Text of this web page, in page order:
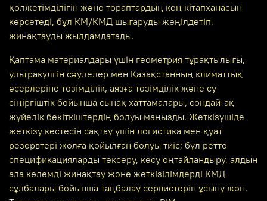
қолжетімділігін және тораптардың кең кітапханасын
көрсетеді, бұл КМ/КМД шығаруды жеңілдетіп,
жинақтауды жылдамдатады.
Қаптама материалдары үшін геометрия тұрақтылығы,
ультракүлгін сәулелер мен Қазақстанның климаттық
әсерлеріне төзімділік, аязға төзімділік және су
сіңіргіштік бойынша сынақ хаттамалары, сондай-ақ
жүйелік бекіткіштердің болуы маңызды. Жеткізушіде
жеткізу кестесін сақтау үшін логистика мен қуат
резервтері жолға қойылған болуы тиіс; бұл ретте
спецификацияларды тексеру, кесу оңтайландыру, алдын
ала көлемді жинақтау және жеткізілімдерді КМД
сұлбалары бойынша таңбалау сервистерін ұсыну жөн.